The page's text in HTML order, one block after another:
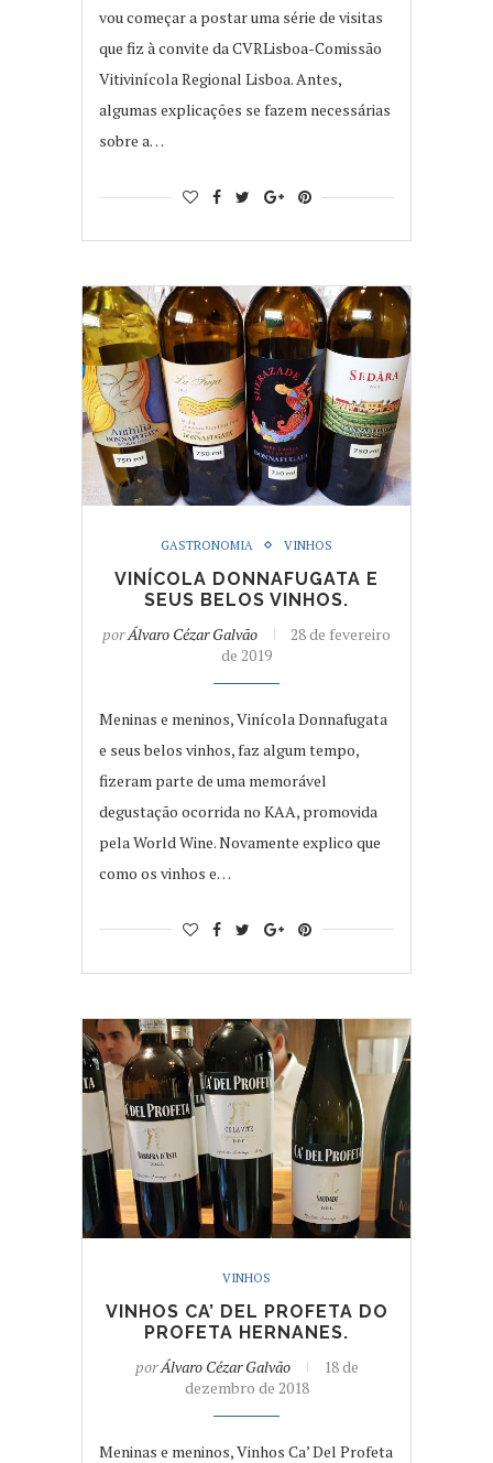
vou começar a postar uma série de visitas
que fiz à convite da CVRLisboa-Comissão
Vitivinícola Regional Lisboa. Antes,
algumas explicações se fazem necessárias
sobre a…
GASTRONOMIA VINHOS
VINÍCOLA DONNAFUGATA E
SEUS BELOS VINHOS.
porÁlvaro Cézar Galvão
28 de fevereiro
de 2019
Meninas e meninos, Vinícola Donnafugata
e seus belos vinhos, faz algum tempo,
fizeram parte de uma memorável
degustação ocorrida no KAA, promovida
pela World Wine. Novamente explico que
como os vinhos e…
VINHOS
VINHOS CA’ DEL PROFETA DO
PROFETA HERNANES.
porÁlvaro Cézar Galvão
18 de
dezembro de 2018
Meninas e meninos, Vinhos Ca’ Del Profeta